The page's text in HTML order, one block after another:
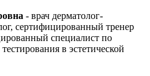
- врач дерматолог-
сертифицированный тренер
специалист по
в эстетической